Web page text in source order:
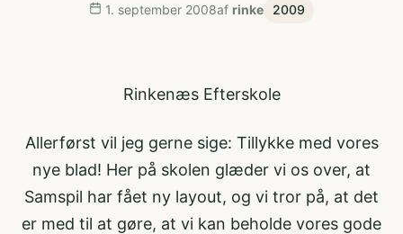
1. september 2008af rinke 2009
Rinkenæs Efterskole
Allerførst vil jeg gerne sige: Tillykke med vores
nye blad! Her på skolen glæder vi os over, at
Samspil har fået ny layout, og vi tror på, at det
er med til at gøre, at vi kan beholde vores gode